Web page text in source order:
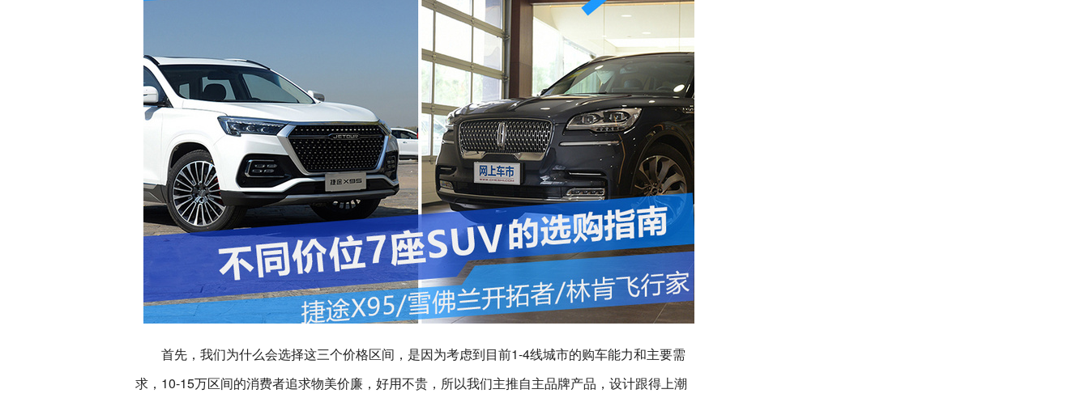
首先，我们为什么会选择这三个价格区间，是因为考虑到目前1-4线城市的购车能力和主要需
求，10-15万区间的消费者追求物美价廉，好用不贵，所以我们主推自主品牌产品，设计跟得上潮